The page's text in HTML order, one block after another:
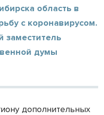
область в
с коронавирусом.
заместитель
думы
дополнительных